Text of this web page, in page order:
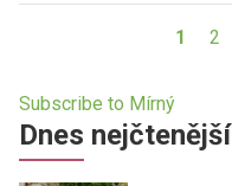
1 2
Subscribe to Mírný
Dnes nejčtenější